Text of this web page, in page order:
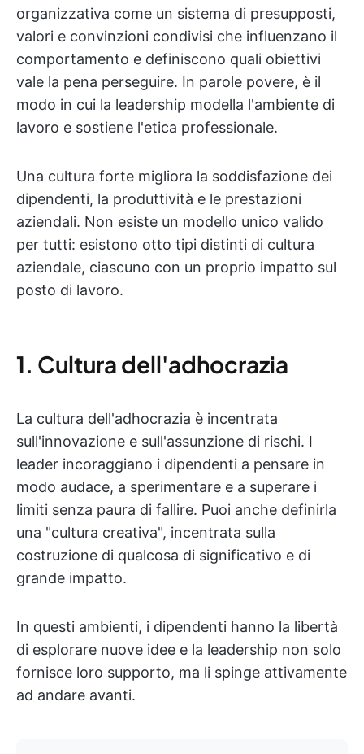
organizzativa come un sistema di presupposti,
valori e convinzioni condivisi che influenzano il
comportamento e definiscono quali obiettivi
vale la pena perseguire. In parole povere, è il
modo in cui la leadership modella l'ambiente di
lavoro e sostiene l'etica professionale.
Una cultura forte migliora la soddisfazione dei
dipendenti, la produttività e le prestazioni
aziendali. Non esiste un modello unico valido
per tutti: esistono otto tipi distinti di cultura
aziendale, ciascuno con un proprio impatto sul
posto di lavoro.
1. Cultura dell'adhocrazia
La cultura dell'adhocrazia è incentrata
sull'innovazione e sull'assunzione di rischi. I
leader incoraggiano i dipendenti a pensare in
modo audace, a sperimentare e a superare i
limiti senza paura di fallire. Puoi anche definirla
una "cultura creativa", incentrata sulla
costruzione di qualcosa di significativo e di
grande impatto.
In questi ambienti, i dipendenti hanno la libertà
di esplorare nuove idee e la leadership non solo
fornisce loro supporto, ma li spinge attivamente
ad andare avanti.